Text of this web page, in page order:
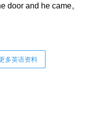
door and he came。
多英语资料